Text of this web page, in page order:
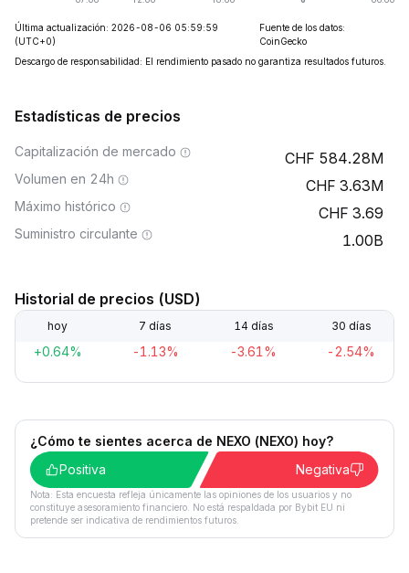
Última actualización: 2026-08-06 05:59:59
(UTC+0)
Fuente de los datos:
CoinGecko
Descargo de responsabilidad: El rendimiento pasado no garantiza resultados futuros.
Estadísticas de precios
Capitalización de mercado 584.28M
Volumen en 24h 3.63M
Máximo histórico 3.69
Suministro circulante 1.00B
Historial de precios (USD)
hoy 7 días 14 días 30 días
+0.64% -1.13% -3.61% -2.54%
¿Cómo te sientes acerca de NEXO (NEXO) hoy?
Positiva
Negativa
Nota: Esta encuesta refleja únicamente las opiniones de los usuarios y no
constituye asesoramiento financiero. No está respaldada por Bybit EU ni
pretende ser indicativa de rendimientos futuros.